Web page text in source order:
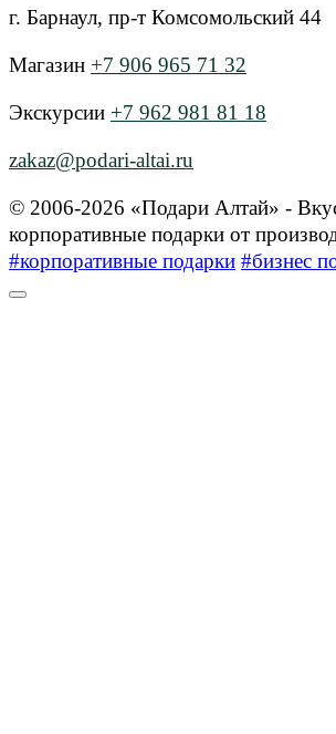
г. Барнаул, пр-т Комсомольский 44
Магазин +7 906 965 71 32
Экскурсии +7 962 981 81 18
zakaz@podari-altai.ru
© 2006-2026 «Подари Алтай» -
корпоративные подарки от
#корпоративные подарки #бизнес